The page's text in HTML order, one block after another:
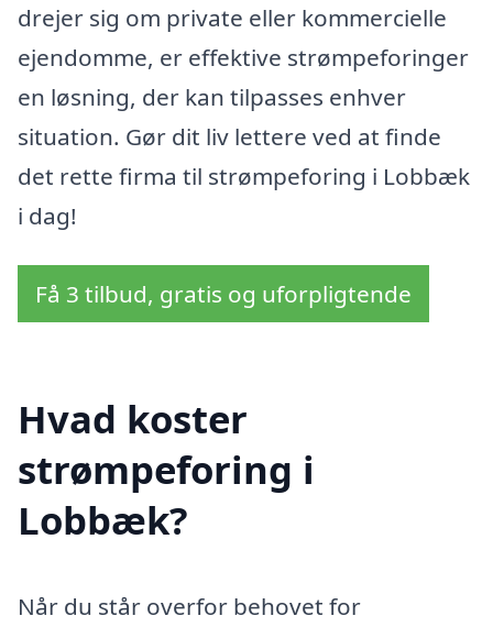
drejer sig om private eller kommercielle
ejendomme, er effektive strømpeforinger
en løsning, der kan tilpasses enhver
situation. Gør dit liv lettere ved at finde
det rette firma til strømpeforing i Lobbæk
i dag!
Få 3 tilbud, gratis og uforpligtende
Hvad koster
strømpeforing i
Lobbæk?
Når du står overfor behovet for